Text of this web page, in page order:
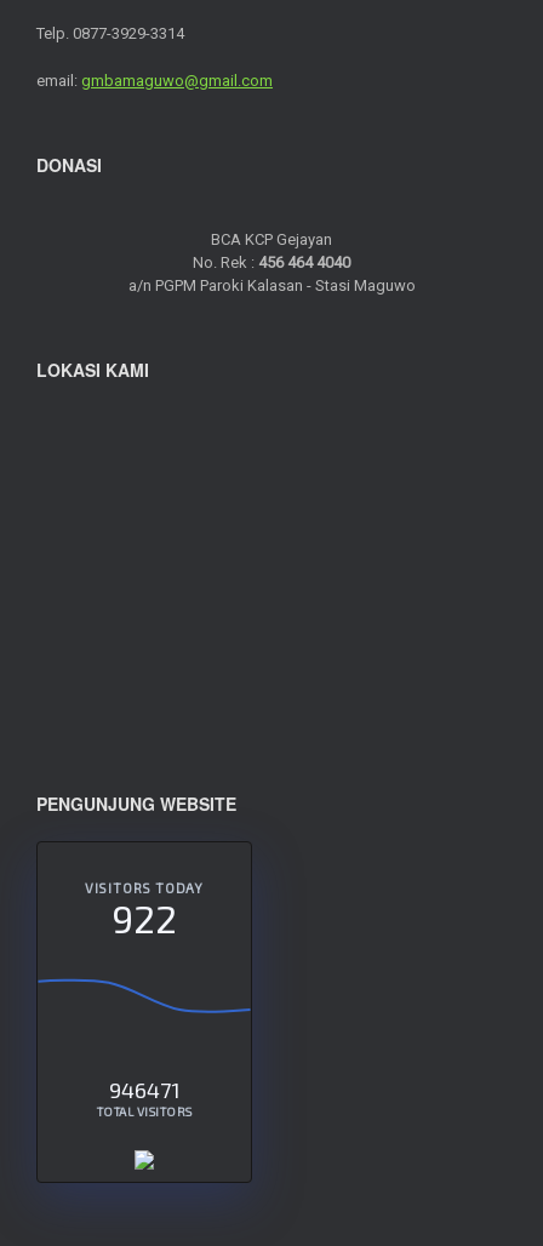
Telp. 0877-3929-3314
email: gmbamaguwo@gmail.com
DONASI
BCA KCP Gejayan
No. Rek : 456 464 4040
a/n PGPM Paroki Kalasan - Stasi Maguwo
LOKASI KAMI
PENGUNJUNG WEBSITE
VISITORS TODAY
922
946471
TOTAL VISITORS